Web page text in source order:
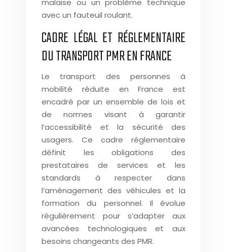
malaise ou un problème technique
avec un fauteuil roulant.
CADRE LÉGAL ET RÉGLEMENTAIRE
DU TRANSPORT PMR EN FRANCE
Le transport des personnes à
mobilité réduite en France est
encadré par un ensemble de lois et
de normes visant à garantir
l’accessibilité et la sécurité des
usagers. Ce cadre réglementaire
définit les obligations des
prestataires de services et les
standards à respecter dans
l’aménagement des véhicules et la
formation du personnel. Il évolue
régulièrement pour s’adapter aux
avancées technologiques et aux
besoins changeants des PMR.